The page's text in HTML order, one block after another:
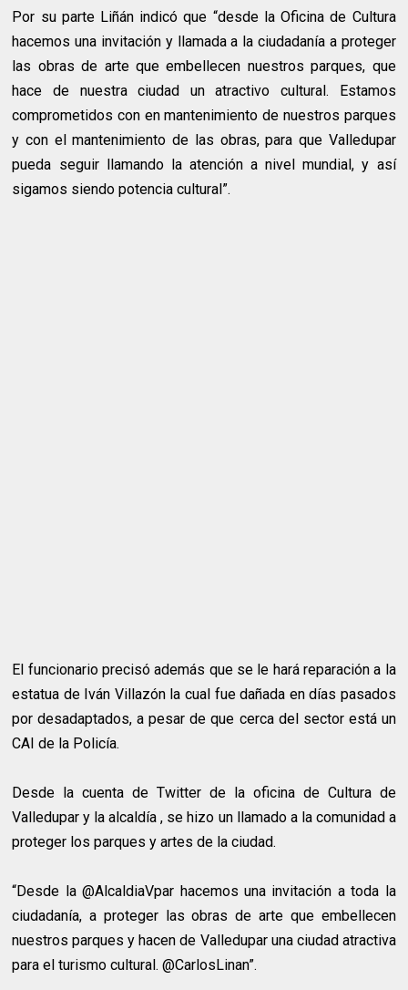
Por su parte Liñán indicó que “desde la Oficina de Cultura
hacemos una invitación y llamada a la ciudadanía a proteger
las obras de arte que embellecen nuestros parques, que
hace de nuestra ciudad un atractivo cultural. Estamos
comprometidos con en mantenimiento de nuestros parques
y con el mantenimiento de las obras, para que Valledupar
pueda seguir llamando la atención a nivel mundial, y así
sigamos siendo potencia cultural”.
El funcionario precisó además que se le hará reparación a la
estatua de Iván Villazón la cual fue dañada en días pasados
por desadaptados, a pesar de que cerca del sector está un
CAI de la Policía.
Desde la cuenta de Twitter de la oficina de Cultura de
Valledupar y la alcaldía , se hizo un llamado a la comunidad a
proteger los parques y artes de la ciudad.
“Desde la @AlcaldiaVpar hacemos una invitación a toda la
ciudadanía, a proteger las obras de arte que embellecen
nuestros parques y hacen de Valledupar una ciudad atractiva
para el turismo cultural. @CarlosLinan”.